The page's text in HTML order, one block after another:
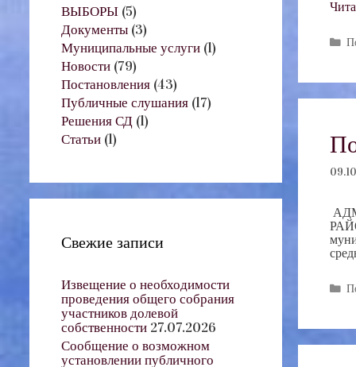
ВЫБОРЫ (5)
Документы (3)
Муниципальные услуги (1)
Новости (79)
Постановления (43)
Публичные слушания (17)
Решения СД (1)
Статьи (1)
Свежие записи
Извещение о необходимости
проведения общего собрания
участников долевой
собственности 27.07.2026
Сообщение о возможном
установлении публичного